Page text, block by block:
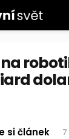
si článek